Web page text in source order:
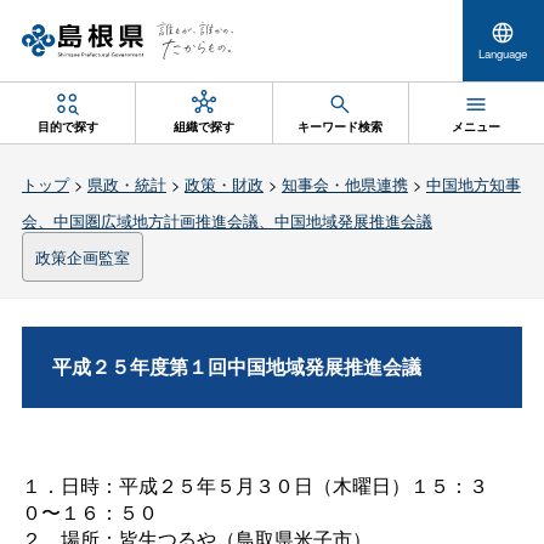
Language
目的で探す 組織で探す キーワード検索 メニュー
トップ> 県政・統計> 政策・財政 > 知事会・他県連携> 中国地方知事
会、中国圏広域地方計画推進会議、中国地域発展推進会議
政策企画監室
平成２５年度第１回中国地域発展推進会議
１．日時：平成２５年５月３０日（木曜日）１５：３
０〜１６：５０
２．場所：皆生つるや（鳥取県米子市）